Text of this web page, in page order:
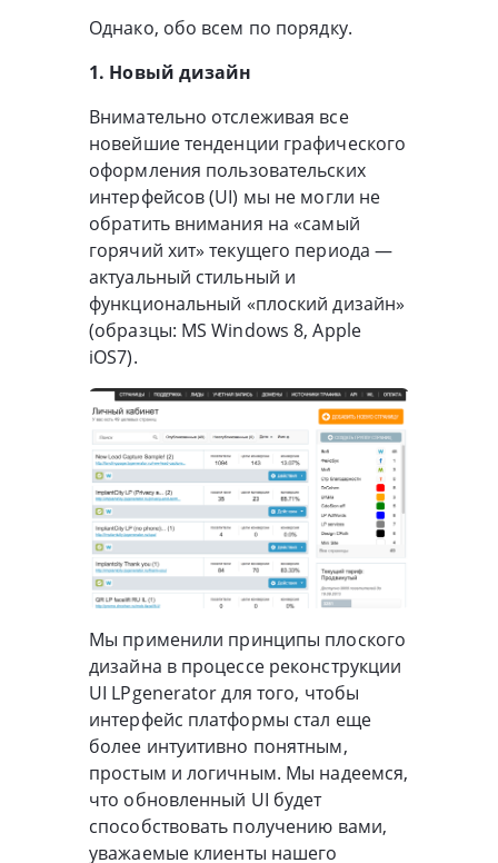
Однако, обо всем по порядку.
1. Новый дизайн
Внимательно отслеживая все
новейшие тенденции графического
оформления пользовательских
интерфейсов (UI) мы не могли не
обратить внимания на «самый
горячий хит» текущего периода —
актуальный стильный и
функциональный «плоский дизайн»
(образцы: MS Windows 8, Apple
iOS7).
Мы применили принципы плоского
дизайна в процессе реконструкции
UI LPgenerator для того, чтобы
интерфейс платформы стал еще
более интуитивно понятным,
простым и логичным. Мы надеемся,
что обновленный UI будет
способствовать получению вами,
уважаемые клиенты нашего